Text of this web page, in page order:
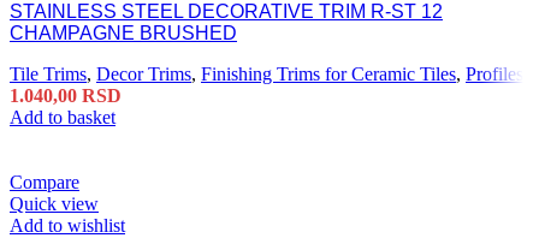
STAINLESS STEEL DECORATIVE TRIM R-ST 12
CHAMPAGNE BRUSHED
Tile Trims, Decor Trims, Finishing Trims for Ceramic Tiles, Profiles
1.040,00 RSD
Add to basket
Compare
Quick view
Add to wishlist